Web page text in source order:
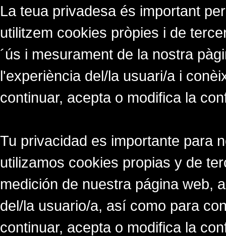
La teua privadesa és important
utilitzem cookies pròpies i de
´ús i mesurament de la nostra
l'experiència del/la usuari/a i
continuar, acepta o modifica la
Tu privacidad es importante para
utilizamos cookies propias y de
medición de nuestra página web,
del/la usuario/a, así como para
continuar, acepta o modifica la